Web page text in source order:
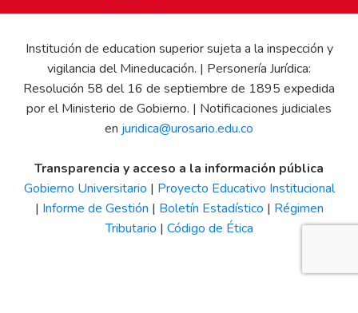
Institución de education superior sujeta a la inspección y
vigilancia del Mineducación. | Personería Jurídica:
Resolución 58 del 16 de septiembre de 1895 expedida
por el Ministerio de Gobierno. | Notificaciones judiciales
en juridica@urosario.edu.co
Transparencia y acceso a la información pública
Gobierno Universitario | Proyecto Educativo Institucional
| Informe de Gestión | Boletín Estadístico | Régimen
Tributario | Código de Ética